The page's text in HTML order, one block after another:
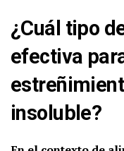
¿Cuál tipo
efectiva
insoluble?